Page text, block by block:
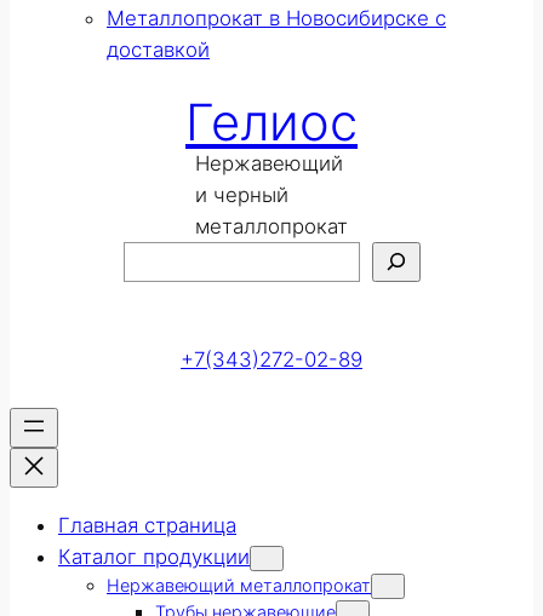
Металлопрокат в Новосибирске с
доставкой
Гелиос
Нержавеющий
и черный
металлопрокат
+7(343)272-02-89
Главная страница
Каталог продукции
Нержавеющий металлопрокат
Трубы нержавеющие